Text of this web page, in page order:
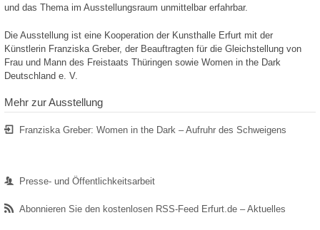
und das Thema im Ausstellungsraum unmittelbar erfahrbar.
Die Ausstellung ist eine Kooperation der Kunsthalle Erfurt mit der
Künstlerin Franziska Greber, der Beauftragten für die Gleichstellung von
Frau und Mann des Freistaats Thüringen sowie Women in the Dark
Deutschland e. V.
Mehr zur Ausstellung
Franziska Greber: Women in the Dark – Aufruhr des Schweigens
Presse- und Öffentlichkeitsarbeit
Abonnieren Sie den kostenlosen RSS-Feed Erfurt.de – Aktuelles